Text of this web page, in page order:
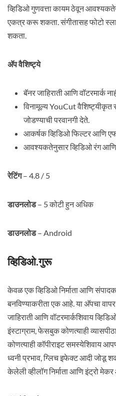
व्हिडिओ गुणवत्ता कायम ठेवून
एकत्र करू शकता. संगीतासह फोटो
शकता.
अ‍ॅप वैशिष्ट्ये
बॅनर जाहिराती आणि वॉटरमार्क
विनामूल्य YouCut
जोडण्याची परवानगी देते.
आकर्षक व्हिडिओ फिल्टर आणि
आवश्यकतेनुसार व्हिडिओ रंग
रेटिंग– 4.8 / 5
डाउनलोड– 5 कोटी हुन अधिक
डाउनलोड– Android
व्हिडिओ.गुरू
केवळ एक व्हिडिओ निर्माता आणि
बनविण्याकरीता एक आहे. या अ‍ॅपचा
जाहिराती आणि वॉटरमार्कशिवाय
इंस्टाग्राम, फेसबुक कोणत्याही
कोणत्याही कॉपीराइट समस्येशिवाय
ध्वनी प्रभाव, ग्लिच इफेक्ट आदी जोडू
केलेली व्हीलॉग निर्माता आणि इंट्रो